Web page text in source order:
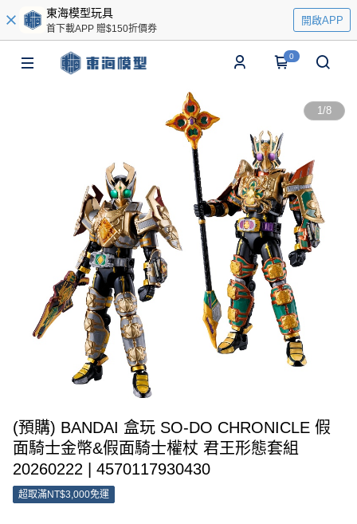
東海模型玩具
首下載APP 贈$150折價券
開啟APP
0
1/8
(預購) BANDAI 盒玩 SO-DO CHRONICLE 假
面騎士金幣&假面騎士權杖 君王形態套組
20260222 | 4570117930430
超取滿NT$3,000免運